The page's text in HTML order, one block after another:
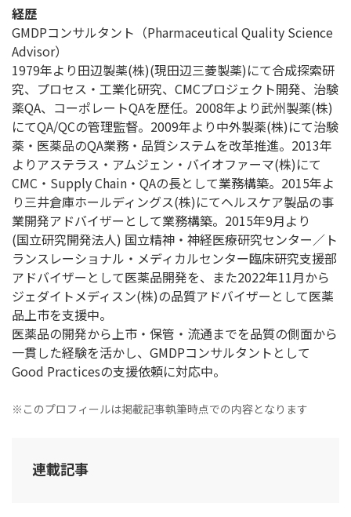
経歴
GMDPコンサルタント（Pharmaceutical Quality Science
Advisor）
1979年より田辺製薬(株)(現田辺三菱製薬)にて合成探索研
究、プロセス・工業化研究、CMCプロジェクト開発、治験
薬QA、コーポレートQAを歴任。2008年より武州製薬(株)
にてQA/QCの管理監督。2009年より中外製薬(株)にて治験
薬・医薬品のQA業務・品質システムを改革推進。2013年
よりアステラス・アムジェン・バイオファーマ(株)にて
CMC・Supply Chain・QAの長として業務構築。2015年よ
り三井倉庫ホールディングス(株)にてヘルスケア製品の事
業開発アドバイザーとして業務構築。2015年9月より
(国立研究開発法人) 国立精神・神経医療研究センター／ト
ランスレーショナル・メディカルセンター臨床研究支援部
アドバイザーとして医薬品開発を、また2022年11月から
ジェダイトメディスン(株)の品質アドバイザーとして医薬
品上市を支援中。
医薬品の開発から上市・保管・流通までを品質の側面から
一貫した経験を活かし、GMDPコンサルタントとして
Good Practicesの支援依頼に対応中。
※このプロフィールは掲載記事執筆時点での内容となります
連載記事